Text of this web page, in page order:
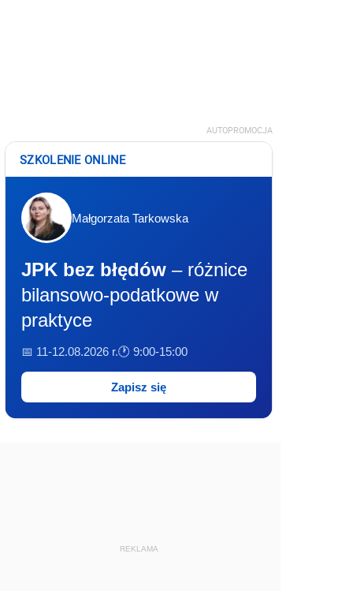
AUTOPROMOCJA
SZKOLENIE ONLINE
Małgorzata Tarkowska
JPK bez błędów – różnice
bilansowo-podatkowe w
praktyce
📅 11-12.08.2026 r.🕐 9:00-15:00
Zapisz się
REKLAMA